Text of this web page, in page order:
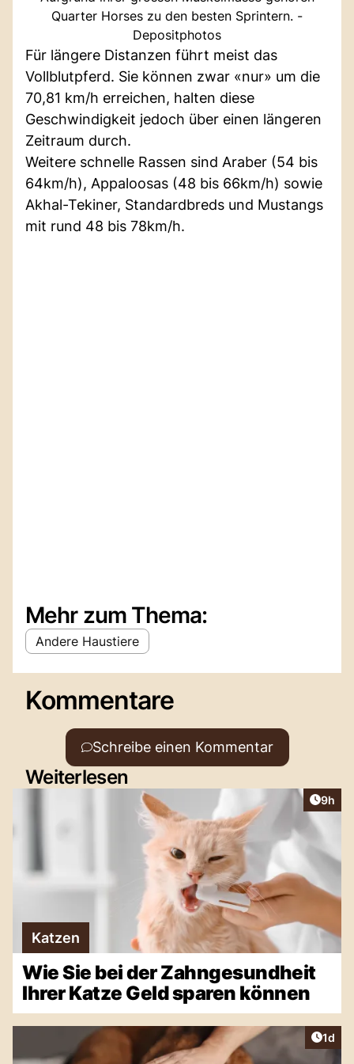
Quarter Horses zu den besten Sprintern. -
Depositphotos
Für längere Distanzen führt meist das
Vollblutpferd. Sie können zwar «nur» um die
70,81 km/h erreichen, halten diese
Geschwindigkeit jedoch über einen längeren
Zeitraum durch.
Weitere schnelle Rassen sind Araber (54 bis
64km/h), Appaloosas (48 bis 66km/h) sowie
Akhal-Tekiner, Standardbreds und Mustangs
mit rund 48 bis 78km/h.
Mehr zum Thema:
Andere Haustiere
Kommentare
Schreibe einen Kommentar
Weiterlesen
9h
Katzen
Wie Sie bei der Zahngesundheit
Ihrer Katze Geld sparen können
1d